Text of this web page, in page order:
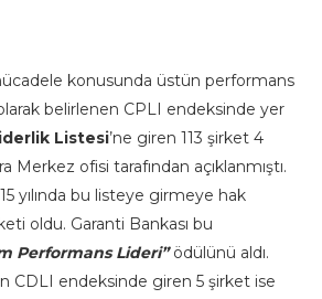
konusunda üstün performans
belirlenen CPLI endeksinde yer
Listesi’ne giren 113 şirket 4
Merkez ofisi tarafından açıklanmıştı.
yılında bu listeye girmeye hak
oldu. Garanti Bankası bu
Performans Lideri”ödülünü aldı.
CDLI endeksinde giren 5 şirket ise